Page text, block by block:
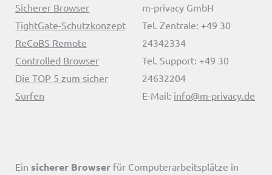
Sicherer Browser
TightGate-Schutzkonzept
ReCoBS Remote
Controlled Browser
Die TOP 5 zum sicher
Surfen
m-privacy GmbH
Tel. Zentrale: +49 30
24342334
Tel. Support: +49 30
24632204
E-Mail: info@m-privacy.de
Ein sicherer Browser für Computerarbeitsplätze in